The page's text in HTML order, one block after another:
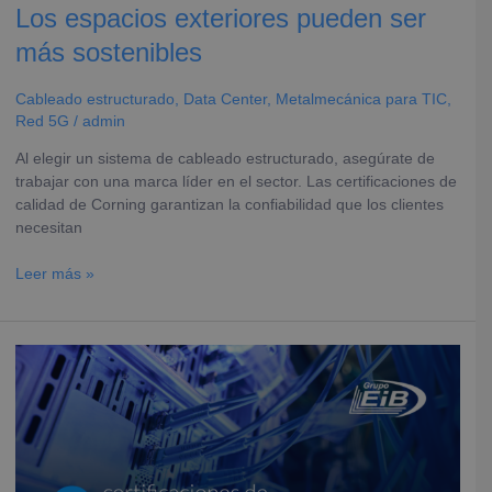
Los espacios exteriores pueden ser
más sostenibles
Cableado estructurado Data Center, Metalmecánica para TIC
Red 5G / admin
Al elegir un sistema de cableado estructurado, asegúrate de
trabajar con una marca líder en el sector. Las certificaciones de
calidad de Corning garantizan la confiabilidad que los clientes
necesitan
Leer más »
certificaciones
de
cableado
estructurado